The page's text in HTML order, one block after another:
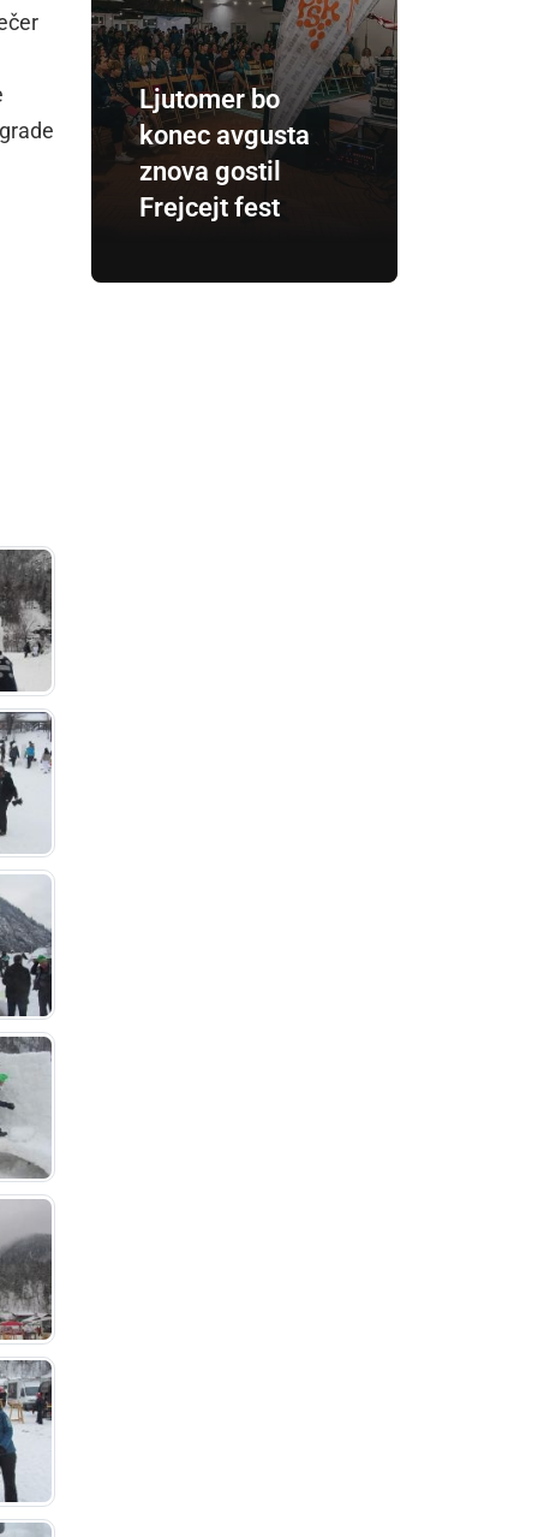
Ljutomer bo
konec avgusta
znova gostil
Frejcejt fest